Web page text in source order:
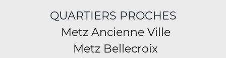
QUARTIERS PROCHES
Metz Ancienne Ville
Metz Bellecroix